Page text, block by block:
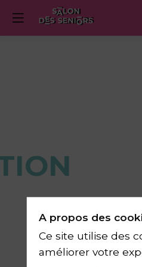
A propos des
Ce site utilise des
améliorer votre